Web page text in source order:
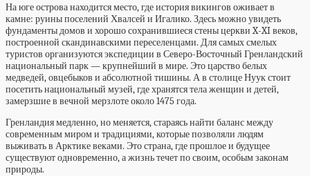
На юге острова находится место, где история викингов оживает в
камне: руины поселений Хвалсей и Игалико. Здесь можно увидеть
фундаменты домов и хорошо сохранившиеся стены церкви X-XI веков,
построенной скандинавскими переселенцами. Для самых смелых
туристов организуются экспедиции в Северо-Восточный Гренландский
национальный парк — крупнейший в мире. Это царство белых
медведей, овцебыков и абсолютной тишины. А в столице Нуук стоит
посетить национальный музей, где хранятся тела женщин и детей,
замерзшие в вечной мерзлоте около 1475 года.
Гренландия медленно, но меняется, стараясь найти баланс между
современным миром и традициями, которые позволяли людям
выживать в Арктике веками. Это страна, где прошлое и будущее
существуют одновременно, а жизнь течет по своим, особым законам
природы.